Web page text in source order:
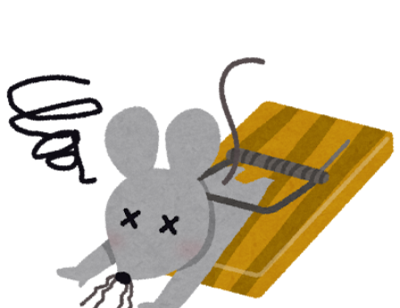
イベント・グッズ
YouTube
会社情報